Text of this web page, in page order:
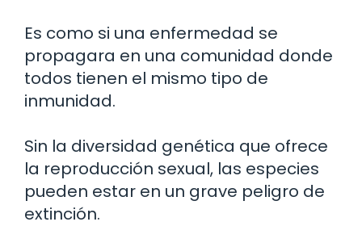
Es como si una enfermedad se
propagara en una comunidad donde
todos tienen el mismo tipo de
inmunidad.
Sin la diversidad genética que ofrece
la reproducción sexual, las especies
pueden estar en un grave peligro de
extinción.